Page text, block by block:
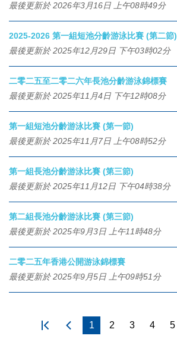
最後更新於 2026年3月16日 上午08時49分
2025-2026 第一組短池分齡游泳比賽 (第二節)
最後更新於 2025年12月29日 下午03時02分
二零二五至二零二六年長池分齡游泳錦標賽
最後更新於 2025年11月4日 下午12時08分
第一組短池分齡游泳比賽 (第一節)
最後更新於 2025年11月7日 上午08時52分
第一組長池分齡游泳比賽 (第三節)
最後更新於 2025年11月12日 下午04時38分
第二組長池分齡游泳比賽 (第三節)
最後更新於 2025年9月3日 上午11時48分
二零二五年香港公開游泳錦標賽
最後更新於 2025年9月5日 上午09時51分
1 2 3 4 5